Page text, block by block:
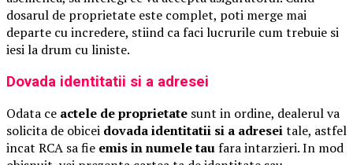
dosarul de proprietate este complet, poti merge mai
departe cu incredere, stiind ca faci lucrurile cum trebuie si
iesi la drum cu liniste.
Dovada identitatii si a adresei
Odata ce actele de proprietate sunt in ordine, dealerul va
solicita de obicei dovada identitatii si a adreseitale, astfel
incat RCA sa fie emis in numele taufara intarzieri. In mod